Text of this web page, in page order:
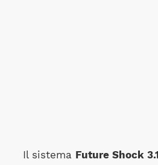
Il sistema Future Shock 3.1